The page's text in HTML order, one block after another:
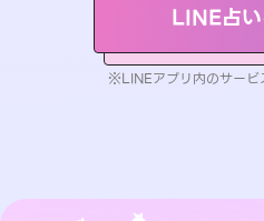
LINE占
※LINEアプリ内のサービ